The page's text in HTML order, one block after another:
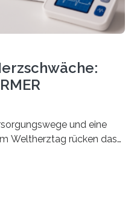
und eine
Weltherztag rücken das
die Bedürfnisse von